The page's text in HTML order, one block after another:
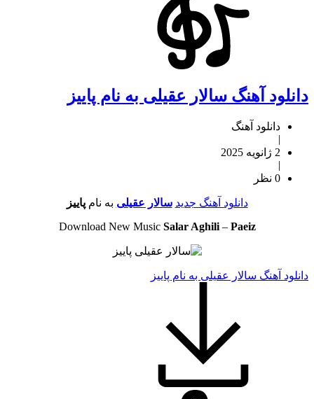
دانلود آهنگ سالار عقیلی به نام پاییز
دانلود آهنگ
|
2 ژانویه 2025
|
0 نظر
دانلود آهنگ جدید سالار عقیلی به نامپاییز
Download New Music Salar Aghili– Paeiz
دانلود آهنگ سالار عقیلی به نام پاییز